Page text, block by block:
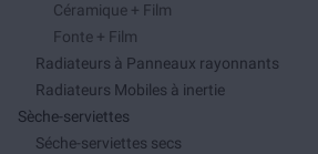
Céramique + Film
Fonte + Film
Radiateurs à Panneaux rayonnants
Radiateurs Mobiles à inertie
Sèche-serviettes
Séche-serviettes secs